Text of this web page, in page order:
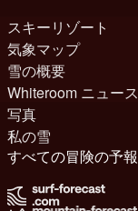
スキーリゾート
気象マップ
雪の概要
Whiteroom ニュース
写真
私の雪
すべての冒険の予報